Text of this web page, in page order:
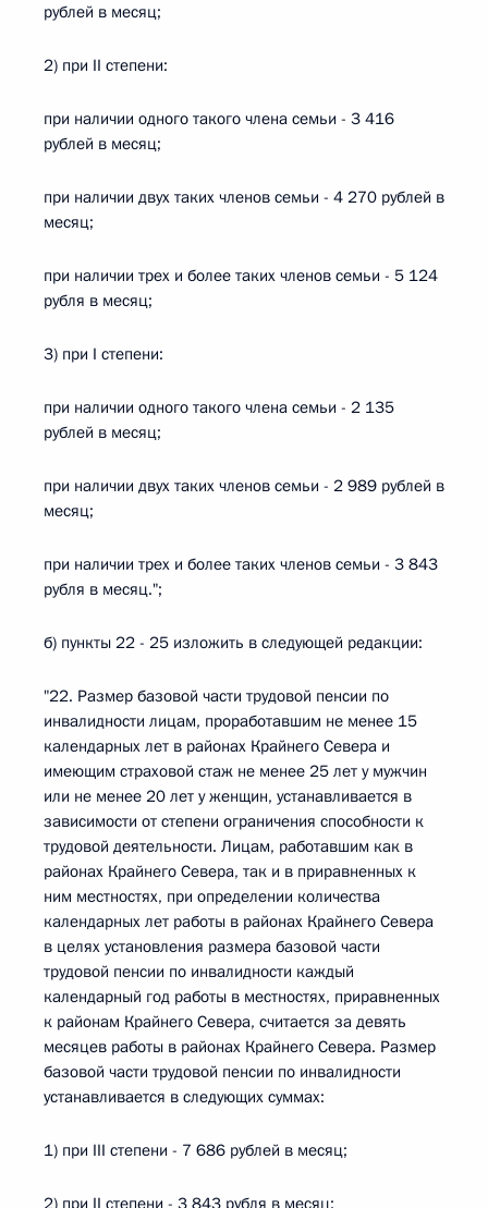
рублей в месяц;
2) при II степени:
при наличии одного такого члена семьи - 3 416
рублей в месяц;
при наличии двух таких членов семьи - 4 270 рублей в
месяц;
при наличии трех и более таких членов семьи - 5 124
рубля в месяц;
3) при I степени:
при наличии одного такого члена семьи - 2 135
рублей в месяц;
при наличии двух таких членов семьи - 2 989 рублей в
месяц;
при наличии трех и более таких членов семьи - 3 843
рубля в месяц.";
б) пункты 22 - 25 изложить в следующей редакции:
"22. Размер базовой части трудовой пенсии по
инвалидности лицам, проработавшим не менее 15
календарных лет в районах Крайнего Севера и
имеющим страховой стаж не менее 25 лет у мужчин
или не менее 20 лет у женщин, устанавливается в
зависимости от степени ограничения способности к
трудовой деятельности. Лицам, работавшим как в
районах Крайнего Севера, так и в приравненных к
ним местностях, при определении количества
календарных лет работы в районах Крайнего Севера
в целях установления размера базовой части
трудовой пенсии по инвалидности каждый
календарный год работы в местностях, приравненных
к районам Крайнего Севера, считается за девять
месяцев работы в районах Крайнего Севера. Размер
базовой части трудовой пенсии по инвалидности
устанавливается в следующих суммах:
1) при III степени - 7 686 рублей в месяц;
2) при II степени - 3 843 рубля в месяц;